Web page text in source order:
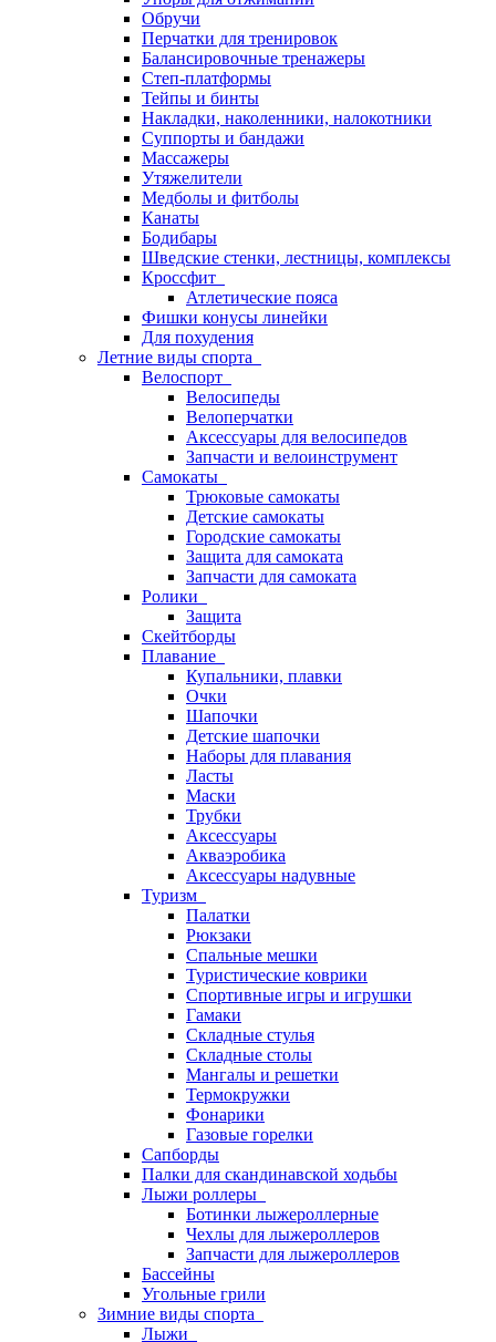
Обручи
Перчатки для тренировок
Балансировочные тренажеры
Степ-платформы
Тейпы и бинты
Накладки, наколенники, налокотники
Суппорты и бандажи
Массажеры
Утяжелители
Медболы и фитболы
Канаты
Бодибары
Шведские стенки, лестницы, комплексы
Кроссфит
Атлетические пояса
Фишки конусы линейки
Для похудения
Летние виды спорта
Велоспорт
Велосипеды
Велоперчатки
Аксессуары для велосипедов
Запчасти и велоинструмент
Самокаты
Трюковые самокаты
Детские самокаты
Городские самокаты
Защита для самоката
Запчасти для самоката
Ролики
Защита
Скейтборды
Плавание
Купальники, плавки
Очки
Шапочки
Детские шапочки
Наборы для плавания
Ласты
Маски
Трубки
Аксессуары
Акваэробика
Аксессуары надувные
Туризм
Палатки
Рюкзаки
Спальные мешки
Туристические коврики
Спортивные игры и игрушки
Гамаки
Складные стулья
Складные столы
Мангалы и решетки
Термокружки
Фонарики
Газовые горелки
Сапборды
Палки для скандинавской ходьбы
Лыжи роллеры
Ботинки лыжероллерные
Чехлы для лыжероллеров
Запчасти для лыжероллеров
Бассейны
Угольные грили
Зимние виды спорта
Лыжи